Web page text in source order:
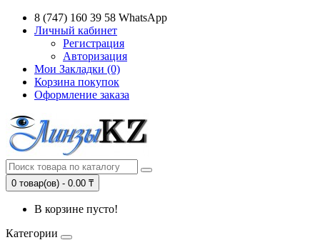
8 (747) 160 39 58 WhatsApp
Личный кабинет
Регистрация
Авторизация
Мои Закладки (0)
Корзина покупок
Оформление заказа
0 товар(ов) - 0.00 ₸
В корзине пусто!
Категории